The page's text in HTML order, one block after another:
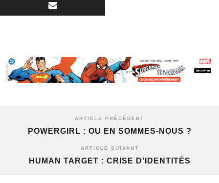
ARTICLE PRÉCÉDENT
POWERGIRL : OU EN SOMMES-NOUS ?
ARTICLE SUIVANT
HUMAN TARGET : CRISE D’IDENTITÉS